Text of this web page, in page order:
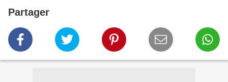
Partager